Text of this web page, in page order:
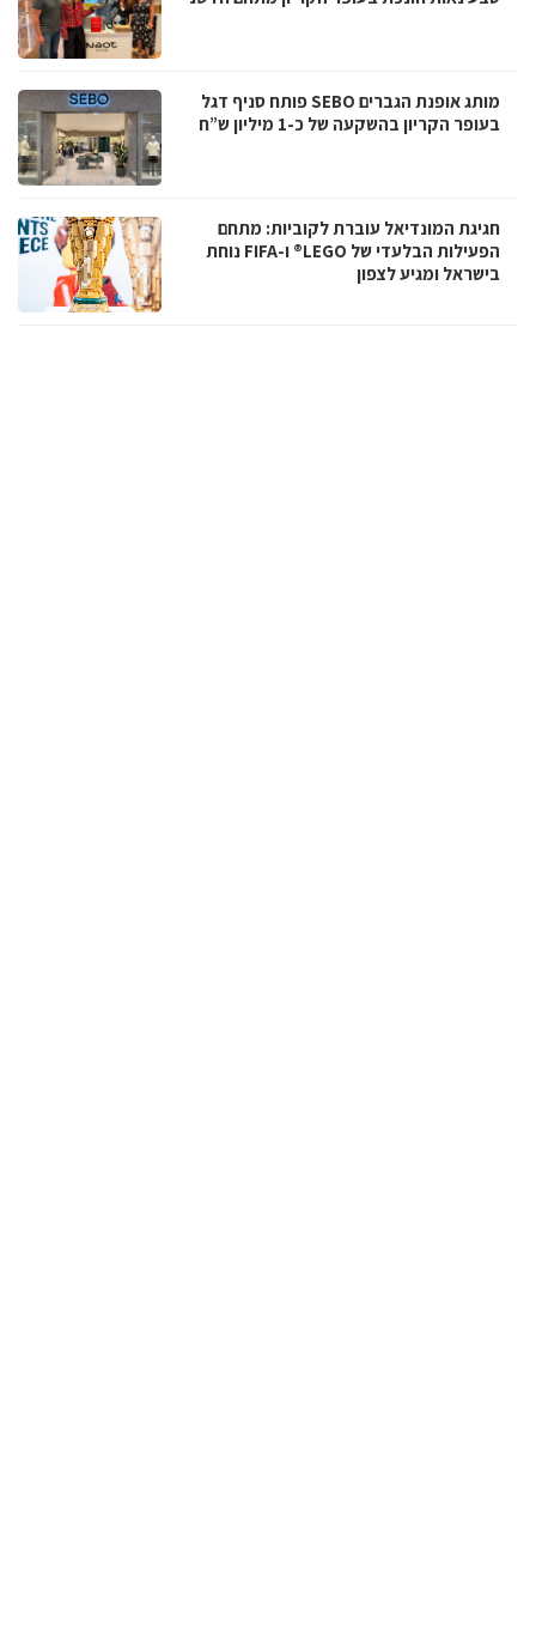
מותג אופנת הגברים SEBO פותח סניף דגל
בעופר הקריון בהשקעה של כ-1 מיליון ש”ח
חגיגת המונדיאל עוברת לקוביות: מתחם
הפעילות הבלעדי של LEGO® ו-FIFA נוחת
בישראל ומגיע לצפון